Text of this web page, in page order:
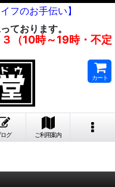
フのお手伝い】
ております。
（10時～19時・不定
カート
ログ ご利用案内